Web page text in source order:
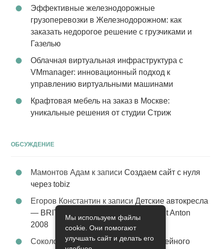
Эффективные железнодорожные
грузоперевозки в Железнодорожном: как
заказать недорогое решение с грузчиками и
Газелью
Облачная виртуальная инфраструктура с
VMmanager: инновационный подход к
управлению виртуальными машинами
Крафтовая мебель на заказ в Москве:
уникальные решения от студии Стриж
ОБСУЖДЕНИЕ
Мамонтов Адам к записиСоздаем сайт с нуля
через tobiz
Егоров Константин к записиДетские автокресла
— BRITAX Evolva 1-2-3 (1-2-3) цвет St Anton
2008
Соколова Эльзак записиУслуги семейного
Мы используем файлы
cookie. Они помогают
улучшать сайт и делать его